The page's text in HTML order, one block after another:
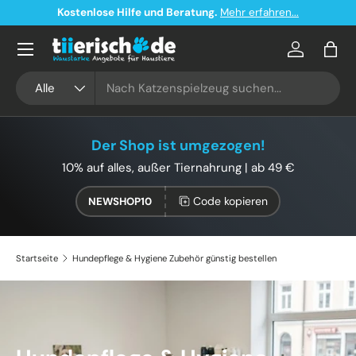
Direkt zum Inhalt
Kostenloser Versand ab 49€ in Deutschland
Alle
Konto
Der Shop ist umgezogen!
10% auf alles, außer Tiernahrung | ab 49 €
NEWSHOP10 Code kopieren
Startseite Hundepflege & Hygiene Zubehör günstig bestellen